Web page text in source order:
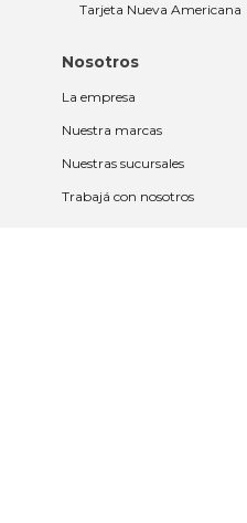
Tarjeta Nueva Americana
Nosotros
La empresa
Nuestra marcas
Nuestras sucursales
Trabajá con nosotros